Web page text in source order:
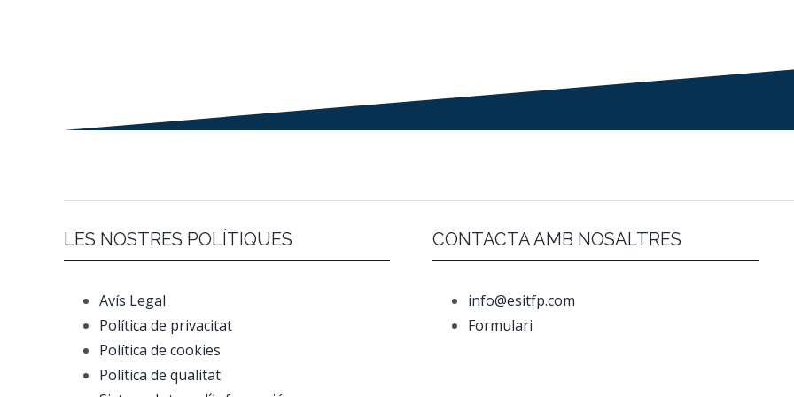
LES NOSTRES POLÍTIQUES
Avís Legal
Política de privacitat
Política de cookies
Política de qualitat
CONTACTA AMB NOSALTRES
info@esitfp.com
Formulari